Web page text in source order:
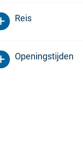
Reis
Openingstijden